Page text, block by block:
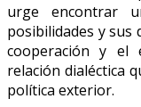
urge encontrar
posibilidades y sus
cooperación y el
relación dialéctica
política exterior.